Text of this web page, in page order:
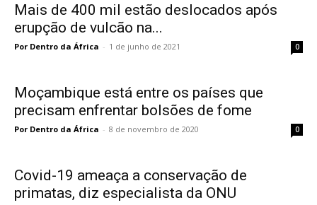
Mais de 400 mil estão deslocados após
erupção de vulcão na...
Por Dentro da África - 1 de junho de 2021 0
Moçambique está entre os países que
precisam enfrentar bolsões de fome
Por Dentro da África - 8 de novembro de 2020 0
Covid-19 ameaça a conservação de
primatas, diz especialista da ONU